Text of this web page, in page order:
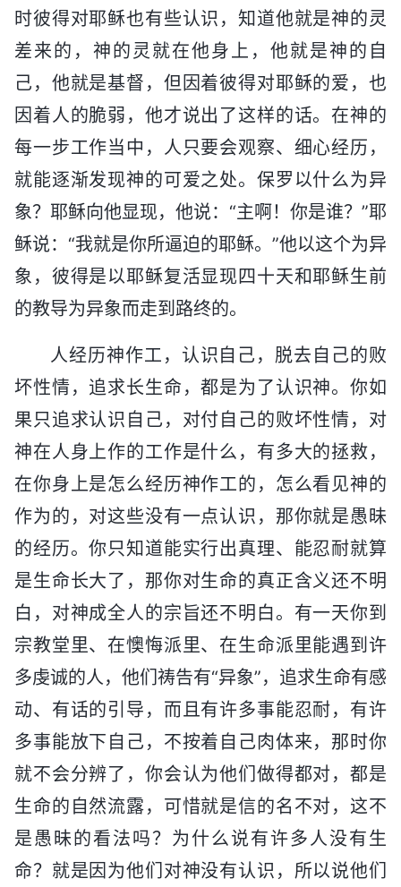
时彼得对耶稣也有些认识，知道他就是神的灵
差来的，神的灵就在他身上，他就是神的自
己，他就是基督，但因着彼得对耶稣的爱，也
因着人的脆弱，他才说出了这样的话。在神的
每一步工作当中，人只要会观察、细心经历，
就能逐渐发现神的可爱之处。保罗以什么为异
象？耶稣向他显现，他说：“主啊！你是谁？”耶
稣说：“我就是你所逼迫的耶稣。”他以这个为异
象，彼得是以耶稣复活显现四十天和耶稣生前
的教导为异象而走到路终的。
人经历神作工，认识自己，脱去自己的败
坏性情，追求长生命，都是为了认识神。你如
果只追求认识自己，对付自己的败坏性情，对
神在人身上作的工作是什么，有多大的拯救，
在你身上是怎么经历神作工的，怎么看见神的
作为的，对这些没有一点认识，那你就是愚昧
的经历。你只知道能实行出真理、能忍耐就算
是生命长大了，那你对生命的真正含义还不明
白，对神成全人的宗旨还不明白。有一天你到
宗教堂里、在懊悔派里、在生命派里能遇到许
多虔诚的人，他们祷告有“异象”，追求生命有感
动、有话的引导，而且有许多事能忍耐，有许
多事能放下自己，不按着自己肉体来，那时你
就不会分辨了，你会认为他们做得都对，都是
生命的自然流露，可惜就是信的名不对，这不
是愚昧的看法吗？为什么说有许多人没有生
命？就是因为他们对神没有认识，所以说他们